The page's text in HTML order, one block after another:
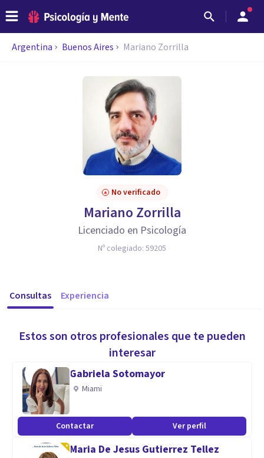
Argentina Buenos Aires Mariano Zorrilla
No verificado
Mariano Zorrilla
Licenciado en Psicología
Nº colegiado: 59205
Consultas Experiencia
Estos son otros profesionales que te pueden
interesar
Gabriela Sotomayor
Miami
Contactar Ver perfil
Maria De Jesus Gutierrez Tellez